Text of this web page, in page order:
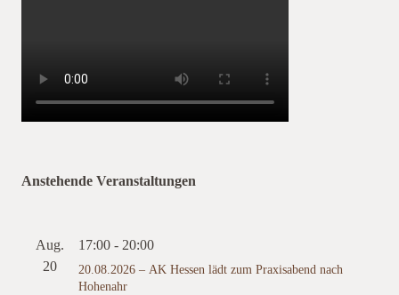
Anstehende Veranstaltungen
Aug.
20
17:00-20:00
20.08.2026 – AK Hessen lädt zum Praxisabend nach
Hohenahr